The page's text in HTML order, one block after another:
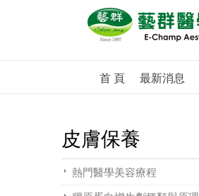
首 頁 最新消息
皮膚保養
熱門醫學美容療程